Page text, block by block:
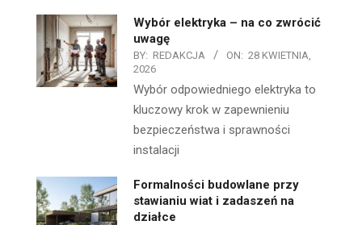
Wybór elektryka – na co zwrócić
uwagę
BY: REDAKCJA ON: 28 KWIETNIA,
2026
Wybór odpowiedniego elektryka to
kluczowy krok w zapewnieniu
bezpieczeństwa i sprawności
instalacji
Formalności budowlane przy
stawianiu wiat i zadaszeń na
działce